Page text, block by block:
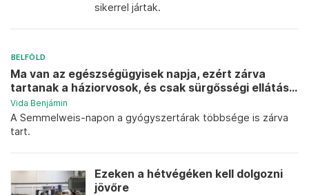
sikerrel jártak.
BELFÖLD
Ma van az egészségügyisek napja, ezért zárva
tartanak a háziorvosok, és csak sürgősségi ellátás...
Vida Benjámin
A Semmelweis-napon a gyógyszertárak többsége is zárva
tart.
Ezeken a hétvégéken kell dolgozni
jövőre